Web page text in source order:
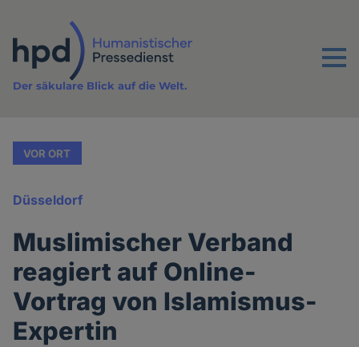
Inhalt
Menu
Der säkulare Blick auf die Welt.
VOR ORT
Düsseldorf
Muslimischer Verband
reagiert auf Online-
Vortrag von Islamismus-
Expertin